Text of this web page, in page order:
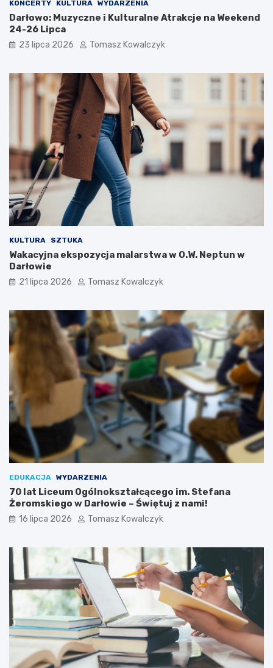
KONCERTY KULTURA WYDARZENIA
Darłowo: Muzyczne i Kulturalne Atrakcje na Weekend
24-26 Lipca
23 lipca 2026 Tomasz Kowalczyk
KULTURA SZTUKA
Wakacyjna ekspozycja malarstwa w O.W. Neptun w
Darłowie
21 lipca 2026 Tomasz Kowalczyk
EDUKACJA WYDARZENIA
70 lat Liceum Ogólnokształcącego im. Stefana
Żeromskiego w Darłowie – Świętuj z nami!
16 lipca 2026 Tomasz Kowalczyk